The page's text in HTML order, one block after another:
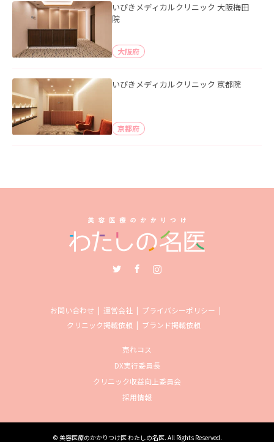
いびきメディカルクリニック 大阪梅田
院
大阪府
いびきメディカルクリニック 京都院
京都府
お問い合わせ 運営会社
プライバシーポリシー
クリニック掲載依頼
ブランド掲載依頼
売れコス
DX実行委員長
クリニック収益向上委員会
採用情報
© 美容医療のかかりつけ医 わたしの名医. All Rights Reserved.